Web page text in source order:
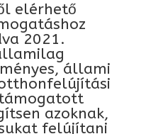
elérhető
2021.
állami
azoknak,
felújítani